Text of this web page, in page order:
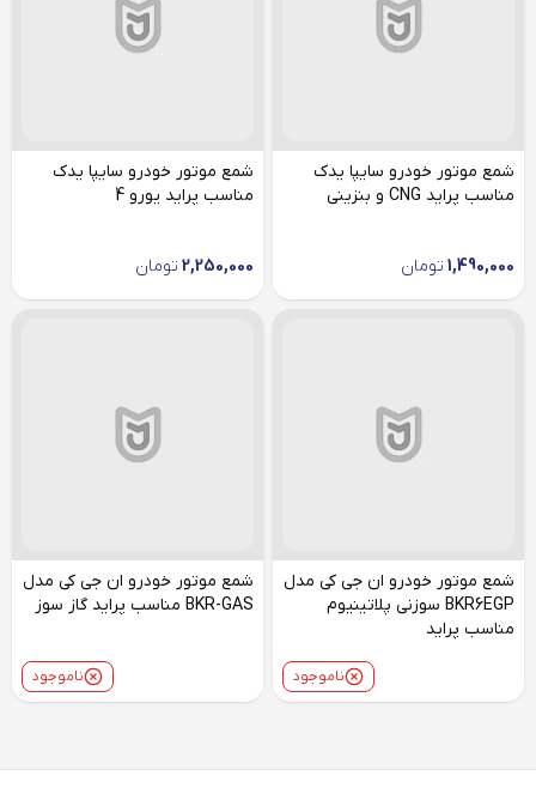
شمع موتور خودرو سایپا یدک
مناسب پراید CNG و بنزینی
1,490,000 تومان
شمع موتور خودرو سایپا یدک
مناسب پراید یورو 4
2,250,000 تومان
شمع موتور خودرو ان جی کی مدل
BKR6EGP سوزنی پلاتینیوم
مناسب پراید
ناموجود
شمع موتور خودرو ان جی کی مدل
BKR-GAS مناسب پراید گاز سوز
ناموجود